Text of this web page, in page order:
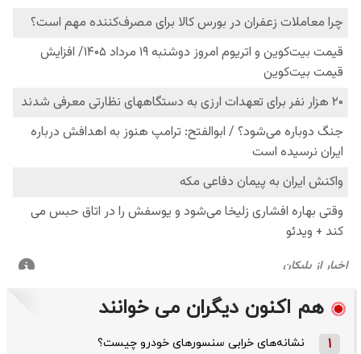
هم اکنون دیگران می خوانند
1 نشانه‌های خرابی سنسورهای خودرو چیست؟